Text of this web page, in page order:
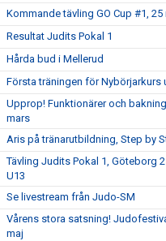
Kommande tävling GO Cup #1, 25
Resultat Judits Pokal 1
Hårda bud i Mellerud
Första träningen för Nybörjarkurs
Upprop! Funktionärer och
mars
Aris på tränarutbildning, Step by
Tävling Judits Pokal 1, Göteborg
U13
Se livestream från Judo-SM
Vårens stora satsning!
maj